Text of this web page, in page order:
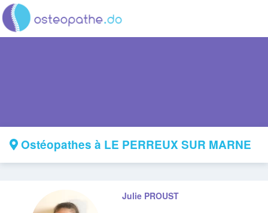
Ostéopathes à LE PERREUX SUR MARNE
Julie PROUST